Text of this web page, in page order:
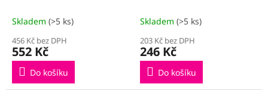
Skladem (>5 ks)
456 Kč bez DPH
552 Kč
Do košíku
Skladem (>5 ks)
203 Kč bez DPH
246 Kč
Do košíku